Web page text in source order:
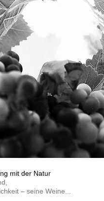
mit der Natur
– seine Weine...